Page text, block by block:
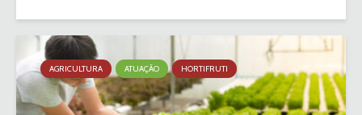
AGRICULTURA ATUAÇÃO HORTIFRUTI